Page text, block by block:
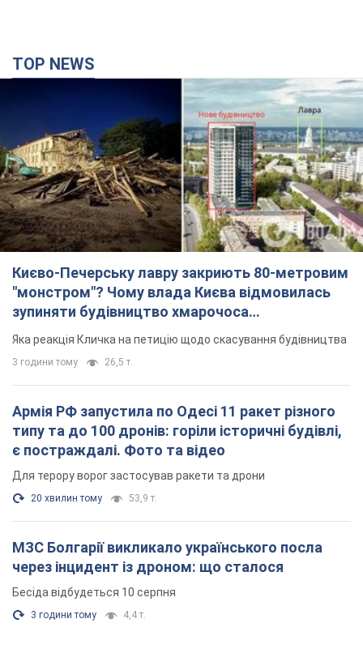
Києво-Печерську лавру закриють 80-метровим
"монстром"? Чому влада Києва відмовилась
зупиняти будівництво хмарочоса
"московського вірянина"
Яка реакція Кличка на петицію щодо скасування будівництва
3 години тому 26,5 т.
Армія РФ запустила по Одесі 11 ракет різного
типу та до 100 дронів: горіли історичні будівлі,
є постраждалі. Фото та відео
Для терору ворог застосував ракети та дрони
20 хвилин тому 53,9 т.
МЗС Болгарії викликало українського посла
через інцидент із дроном: що сталося
Бесіда відбудеться 10 серпня
3 години тому